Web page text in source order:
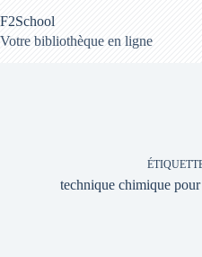
au
contenu
F2School
Votre bibliothèque en ligne
technique chimique